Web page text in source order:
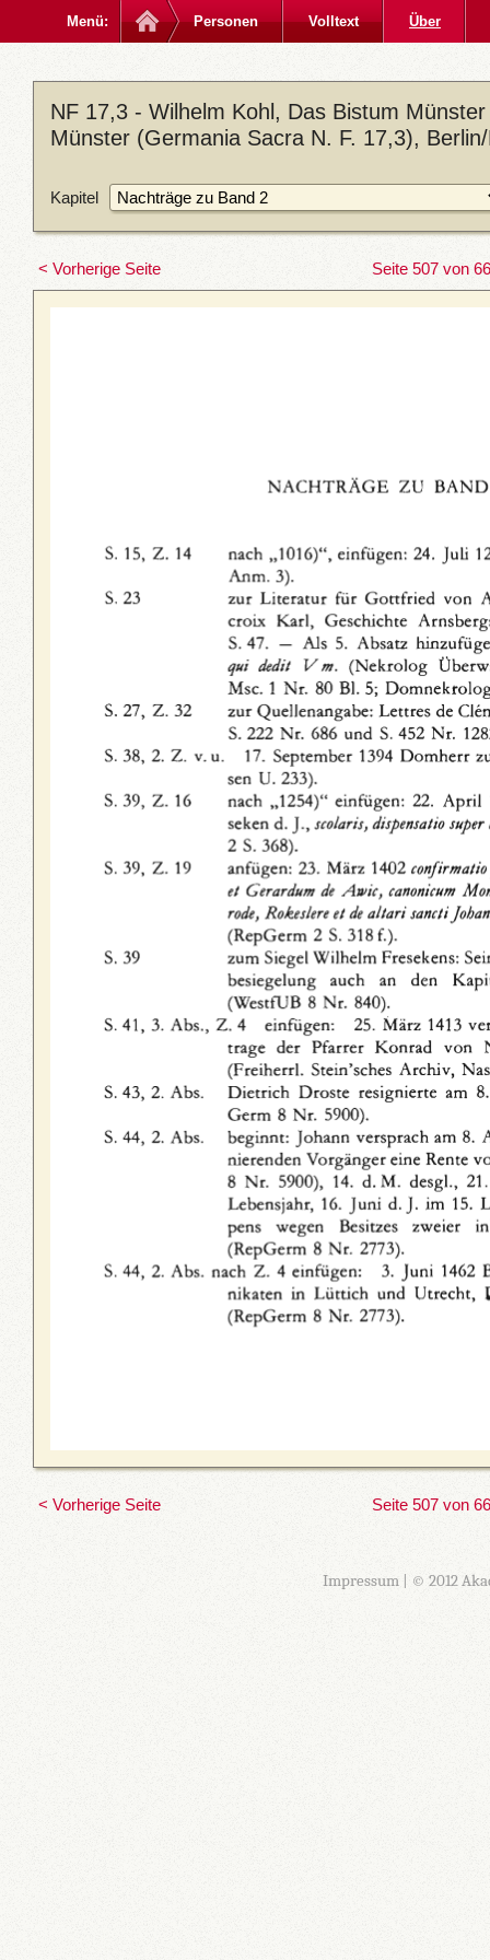
Menü: Personen Volltext Über
NF 17,3 - Wilhelm Kohl, Das Bistum
Münster (Germania Sacra N. F. 17,3),
Kapitel
< Vorherige Seite Seite 507 von
< Vorherige Seite Seite 507 von
Impressum| © 2012